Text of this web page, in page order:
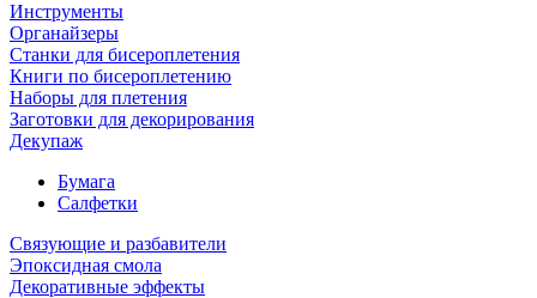
Инструменты
Органайзеры
Станки для бисероплетения
Книги по бисероплетению
Наборы для плетения
Заготовки для декорирования
Декупаж
Бумага
Салфетки
Связующие и разбавители
Эпоксидная смола
Декоративные эффекты